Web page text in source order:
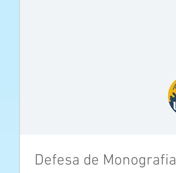
Defesa de Monografia